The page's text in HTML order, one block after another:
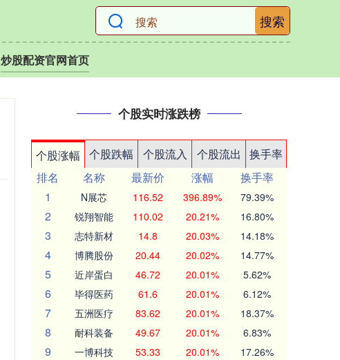
搜索
炒股配资官网首页
个股实时涨跌榜
个股涨幅 个股跌幅 个股流入 个股流出
换手率
排名
名称 最新价 涨幅
换手率
1
N展芯 116.52 396.89% 79.39%
2 锐翔智能 110.02 20.21% 16.80%
3 志特新材 14.8 20.03% 14.18%
4 博腾股份 20.44 20.02% 14.77%
5 近岸蛋白 46.72 20.01% 5.62%
6 毕得医药 61.6 20.01% 6.12%
7 五洲医疗 83.62 20.01% 18.37%
8 耐科装备 49.67 20.01% 6.83%
9 一博科技 53.33 20.01% 17.26%